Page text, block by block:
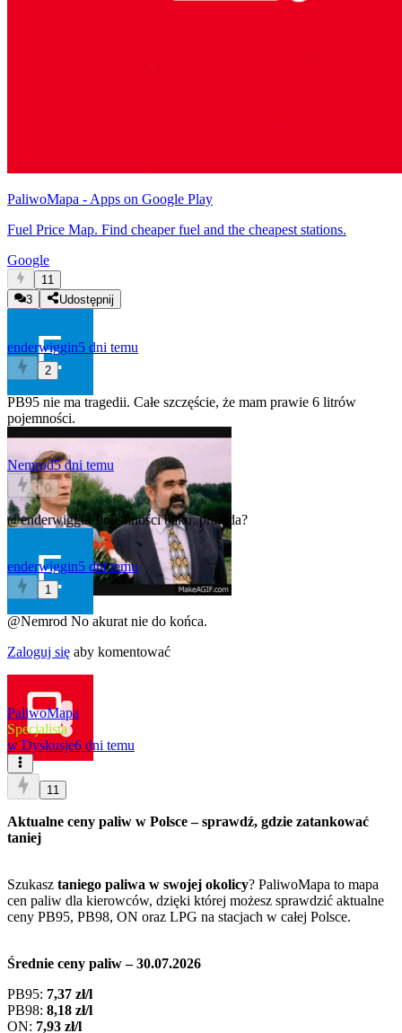
PaliwoMapa - Apps on Google Play
Fuel Price Map. Find cheaper fuel and the cheapest stations.
Google
11
3
Udostępnij
enderwiggin5 dni temu
2
PB95 nie ma tragedii. Całe szczęście, że mam prawie 6 litrów
pojemności.
Nemrod5 dni temu
0
@enderwigginPojemności baku, prawda?
enderwiggin5 dni temu
1
@Nemrod No akurat nie do końca.
Zaloguj się aby komentować
PaliwoMapa
Specjalista
w Dyskusje6 dni temu
11
Aktualne ceny paliw w Polsce – sprawdź, gdzie zatankować
taniej
Szukasz taniego paliwa w swojej okolicy? PaliwoMapa to mapa
cen paliw dla kierowców, dzięki której możesz sprawdzić aktualne
ceny PB95, PB98, ON oraz LPG na stacjach w całej Polsce.
Średnie ceny paliw – 30.07.2026
PB95: 7,37 zł/l
PB98: 8,18 zł/l
ON: 7,93 zł/l